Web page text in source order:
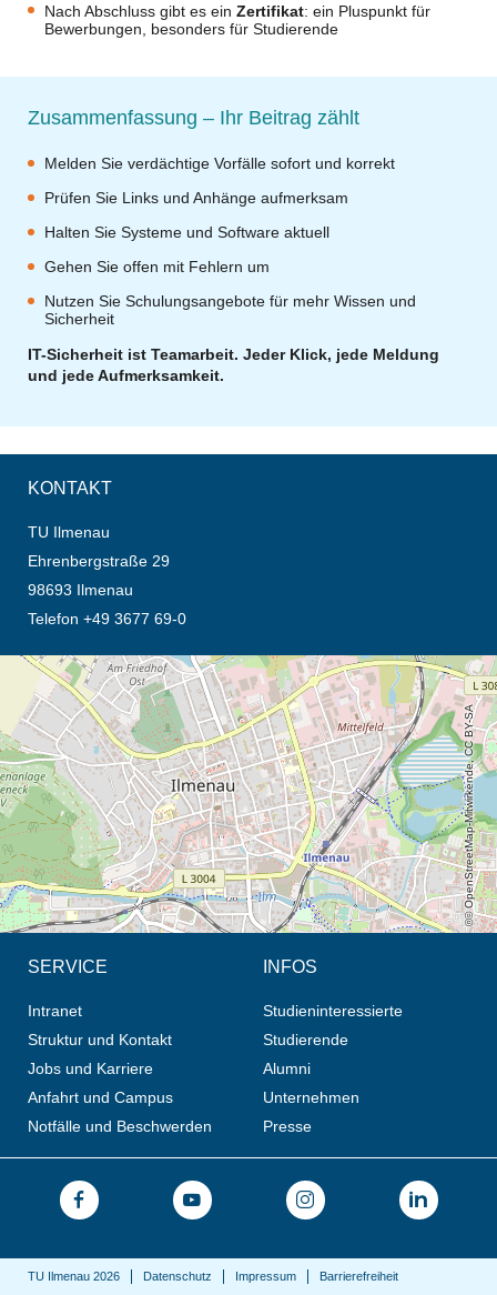
Nach Abschluss gibt es ein Zertifikat: ein Pluspunkt für
Bewerbungen, besonders für Studierende
Zusammenfassung – Ihr Beitrag zählt
Melden Sie verdächtige Vorfälle sofort und korrekt
Prüfen Sie Links und Anhänge aufmerksam
Halten Sie Systeme und Software aktuell
Gehen Sie offen mit Fehlern um
Nutzen Sie Schulungsangebote für mehr Wissen und
Sicherheit
IT-Sicherheit ist Teamarbeit. Jeder Klick, jede Meldung
und jede Aufmerksamkeit.
KONTAKT
TU Ilmenau
Ehrenbergstraße 29
98693 Ilmenau
Telefon +49 3677 69-0
Öffnet die Anfahrtsbeschreibung in neuem Tab (Karte)
© OpenStreetMap-Mitwirkende, CC BY-SA
SERVICE
Intranet
Struktur und Kontakt
Jobs und Karriere
Anfahrt und Campus
Notfälle und Beschwerden
INFOS
Studieninteressierte
Studierende
Alumni
Unternehmen
Presse
TU Ilmenau 2026 Datenschutz Impressum Barrierefreiheit